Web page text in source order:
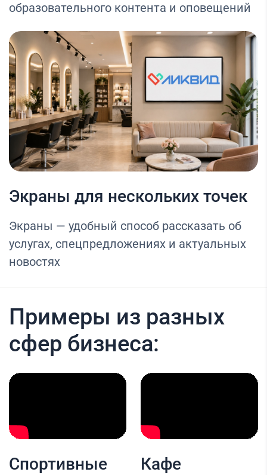
образовательного контента и оповещений
Экраны для нескольких точек
Экраны — удобный способ рассказать об
услугах, спецпредложениях и актуальных
новостях
Примеры из разных
сфер бизнеса:
Спортивные
Кафе